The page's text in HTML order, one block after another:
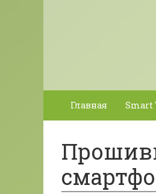
Главная Smart